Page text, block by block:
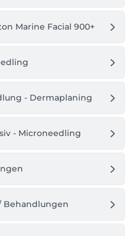
Marine Facial 900+
- Dermaplaning
- Microneedling
Behandlungen